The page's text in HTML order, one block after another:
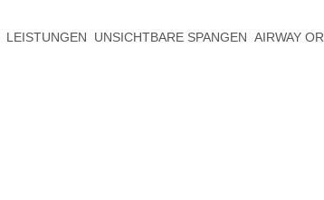
LEISTUNGEN UNSICHTBARE SPANGEN AIRWAY